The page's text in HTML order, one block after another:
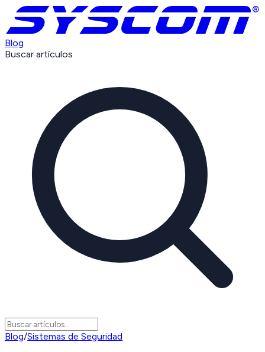
Blog
Buscar artículos
Blog/Sistemas de Seguridad